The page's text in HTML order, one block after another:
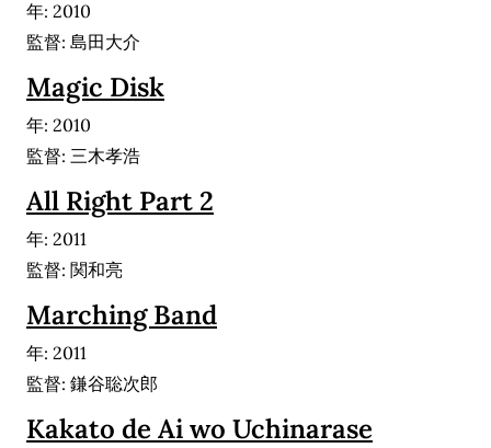
年: 2010
監督: 島田大介
Magic Disk
年: 2010
監督: 三木孝浩
All Right Part 2
年: 2011
監督: 関和亮
Marching Band
年: 2011
監督: 鎌谷聡次郎
Kakato de Ai wo Uchinarase